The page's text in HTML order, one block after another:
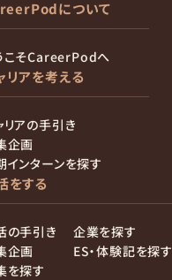
について
こそCareerPodへ
リアを考える
リアの手引き
企画
インターンを探す
をする
の手引き
企画
を探す
企業を探す
ES・体験記を探す